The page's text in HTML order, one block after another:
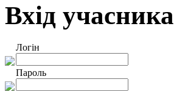
Вхід учасника
Логін
Пароль